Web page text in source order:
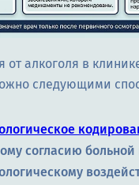
от алкоголя в
следующими
согласию больной